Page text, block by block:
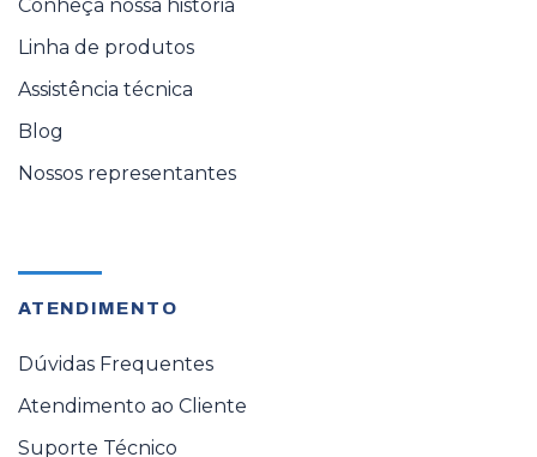
Conheça nossa história
Linha de produtos
Assistência técnica
Blog
Nossos representantes
ATENDIMENTO
Dúvidas Frequentes
Atendimento ao Cliente
Suporte Técnico